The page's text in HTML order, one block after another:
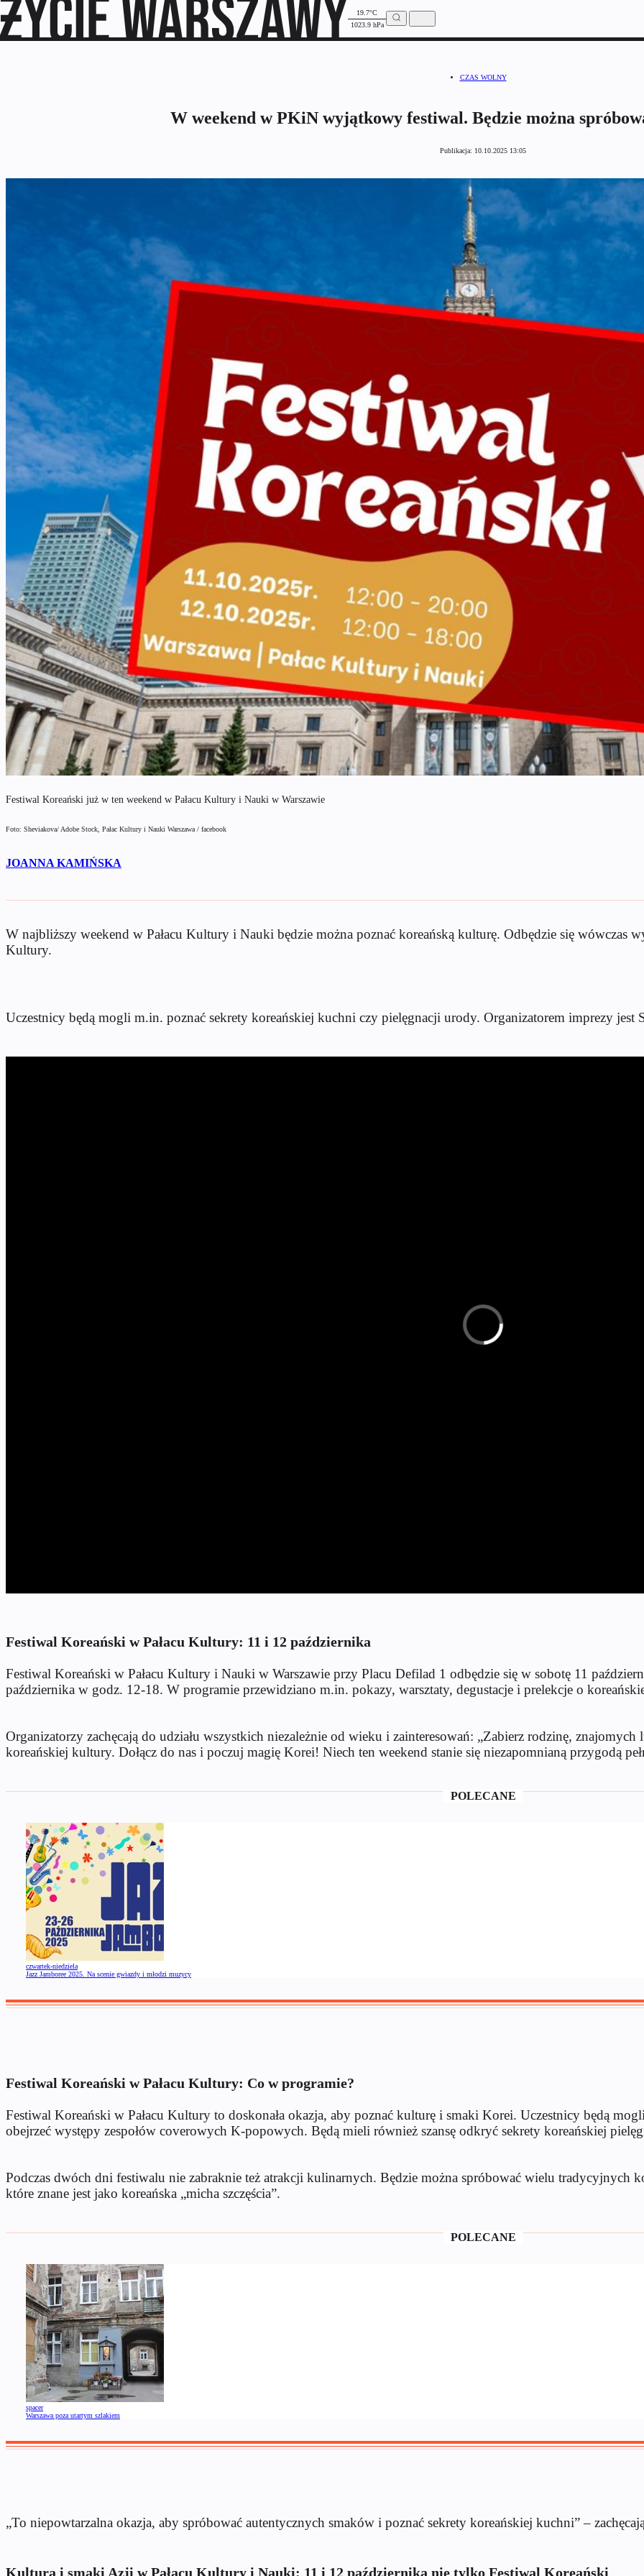
19.7°C
1023.9 hPa
CZAS WOLNY
W weekend w PKiN wyjątkowy festiwal. Będzie można
Publikacja: 10.10.2025 13:05
Festiwal Koreański już w ten weekend w Pałacu Kultury i Nauki w Warszawie
Foto: Sheviakova/ Adobe Stock, Pałac Kultury i Nauki Warszawa / facebook
JOANNA KAMIŃSKA
W najbliższy weekend w Pałacu Kultury i Nauki będzie można poznać koreańską kulturę. Odbędzie się wówczas
Kultury.
Uczestnicy będą mogli m.in. poznać sekrety koreańskiej kuchni czy pielęgnacji urody. Organizatorem imprezy jest
Festiwal Koreański w Pałacu Kultury: 11 i 12 października
Festiwal Koreański w Pałacu Kultury i Nauki w Warszawie przy Placu Defilad 1 odbędzie się w sobotę 11
października w godz. 12-18. W programie przewidziano m.in. pokazy, warsztaty, degustacje i prelekcje o
Organizatorzy zachęcają do udziału wszystkich niezależnie od wieku i zainteresowań: „Zabierz rodzinę,
koreańskiej kultury. Dołącz do nas i poczuj magię Korei! Niech ten weekend stanie się niezapomnianą przygodą
POLECANE
czwartek-niedziela
Jazz Jamboree 2025. Na scenie gwiazdy i młodzi muzycy
Festiwal Koreański w Pałacu Kultury: Co w programie?
Festiwal Koreański w Pałacu Kultury to doskonała okazja, aby poznać kulturę i smaki Korei. Uczestnicy będą
obejrzeć występy zespołów coverowych K-popowych. Będą mieli również szansę odkryć sekrety koreańskiej
Podczas dwóch dni festiwalu nie zabraknie też atrakcji kulinarnych. Będzie można spróbować wielu
które znane jest jako koreańska „micha szczęścia”.
POLECANE
spacer
Warszawa poza utartym szlakiem
„To niepowtarzalna okazja, aby spróbować autentycznych smaków i poznać sekrety koreańskiej kuchni” –
Kultura i smaki Azji w Pałacu Kultury i Nauki: 11 i 12 października nie tylko Festiwal Koreański